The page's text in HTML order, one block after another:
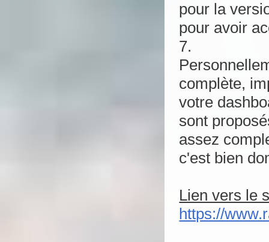
pour la
pour avoir
7.
complète,
votre
sont
assez
c'est bien
Lien vers le
https://